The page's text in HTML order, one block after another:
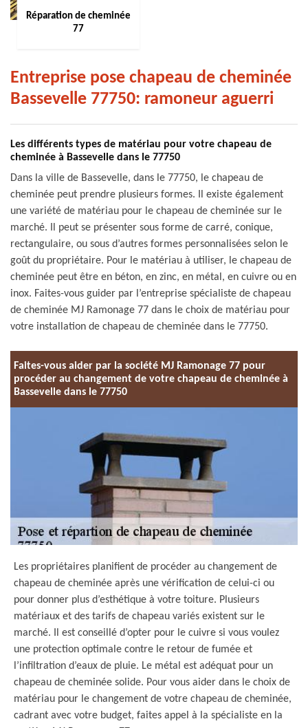
Réparation de cheminée
77
Entreprise pose chapeau de cheminée
Bassevelle 77750: ramoneur aguerri
Les différents types de matériau pour votre chapeau de
cheminée à Bassevelle dans le 77750
Dans la ville de Bassevelle, dans le 77750, le chapeau de
cheminée peut prendre plusieurs formes. Il existe également
une variété de matériau pour le chapeau de cheminée sur le
marché. Il peut se présenter sous forme de carré, conique,
rectangulaire, ou sous d’autres formes personnalisées selon le
goût du propriétaire. Pour le matériau à utiliser, le chapeau de
cheminée peut être en béton, en zinc, en métal, en cuivre ou en
inox. Faites-vous guider par l’entreprise spécialiste de chapeau
de cheminée MJ Ramonage 77 dans le choix de matériau pour
votre installation de chapeau de cheminée dans le 77750.
Faites-vous aider par la société MJ Ramonage 77 pour
procéder au changement de votre chapeau de cheminée à
Bassevelle dans le 77750
Les propriétaires planifient de procéder au changement de
chapeau de cheminée après une vérification de celui-ci ou
pour donner plus d’esthétique à votre toiture. Plusieurs
matériaux et des tarifs de chapeau variés existent sur le
marché. Il est conseillé d’opter pour le cuivre si vous voulez
une protection optimale contre le retour de fumée et
l’infiltration d’eaux de pluie. Le métal est adéquat pour un
chapeau de cheminée solide. Pour vous aider dans le choix de
matériau pour le changement de votre chapeau de cheminée,
cadrant avec votre budget, faites appel à la spécialiste en la